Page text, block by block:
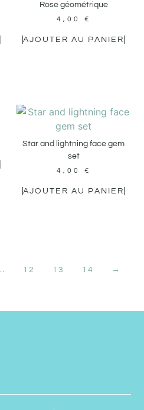
Rose géométrique
4,00 €
AJOUTER AU PANIER
Star and lightning face gem
set
4,00 €
AJOUTER AU PANIER
12 13 14 →